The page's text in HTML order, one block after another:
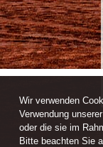
Wir verwenden
Verwendung
oder die sie im
Bitte beachten Sie